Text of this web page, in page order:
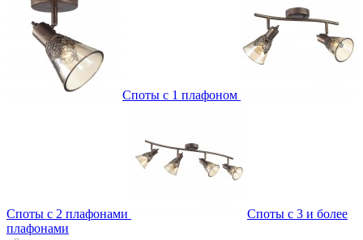
Споты с 1 плафоном
Споты с 2 плафонами
Споты с 3 и более
плафонами